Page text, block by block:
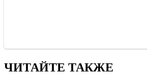
ЧИТАЙТЕ ТАКЖЕ